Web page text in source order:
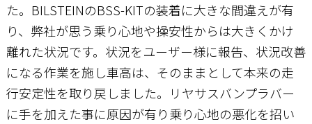
た。BILSTEINのBSS-KITの装着に大きな間違えが有
り、弊社が思う乗り心地や操安性からは大きくかけ
離れた状況です。状況をユーザー様に報告、状況改善
になる作業を施し車高は、そのままとして本来の走
行安定性を取り戻しました。リヤサスバンプラバー
に手を加えた事に原因が有り乗り心地の悪化を招い